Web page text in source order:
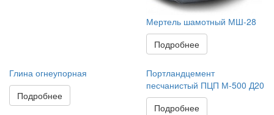
Мертель шамотный МШ-28
Подробнее
Глина огнеупорная
Подробнее
Портландцемент
песчанистый ПЦП М-500 Д20
Подробнее